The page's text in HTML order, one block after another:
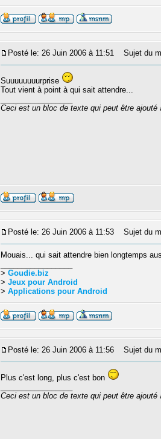
Posté le: 26 Juin 2006 à 11:51 Sujet du
Suuuuuuuurprise
Tout vient à point à qui sait attendre...
Ceci est un bloc de texte qui peut être
Posté le: 26 Juin 2006 à 11:53 Sujet du
Mouais... qui sait attendre bien longtemps
>Goudie.biz
>Jeux pour Android
>Applications pour Android
Posté le: 26 Juin 2006 à 11:56 Sujet du
Plus c'est long, plus c'est bon
Ceci est un bloc de texte qui peut être